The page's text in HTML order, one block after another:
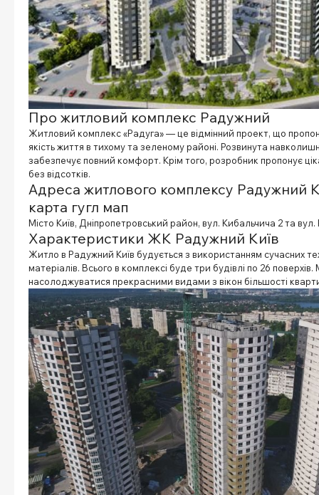
Про житловий комплекс Радужний
Житловий комплекс «Радуга» — це відмінний проект, що
якість життя в тихому та зеленому районі. Розвинута
забезпечує повний комфорт. Крім того, розробник пропонує
без відсотків.
Адреса житлового комплексу Радужний
карта гугл мап
Місто Київ, Дніпропетровський район, вул. Кибальчича 2 та
Характеристики ЖК Радужний Київ
Житло в Радужний Київ будується з використанням сучасних
матеріалів. Всього в комплексі буде три будівлі по 26
насолоджуватися прекрасними видами з вікон більшості